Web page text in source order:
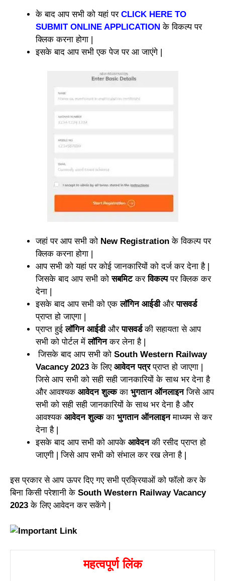
के बाद आप सभी को यहां पर CLICK HERE TO
SUBMIT ONLINE APPLICATION के विकल्प पर
क्लिक करना होगा |
इसके बाद आप सभी एक पेज पर आ जाएंगे |
जहां पर आप सभी को New Registration के विकल्प पर
क्लिक करना होगा |
आप सभी को यहां पर कोई जानकारियों को दर्ज कर देना है |
जिसके बाद आप सभी कोसबमिटकरविकल्पपर क्लिक कर
देना |
इसके बाद आप सभी को एकलॉगिन आईडीऔरपासवर्ड
प्राप्त हो जाएगा |
प्राप्त हुईलॉगिन आईडीऔरपासवर्डकी सहायता से आप
सभी को पोर्टल मेंलॉगिनकर लेना है |
जिसके बाद आप सभी को South Western Railway
Vacancy 2023 के लिए आवेदन पत्रप्राप्त हो जाएगा |
जिसे आप सभी को सही सही जानकारियों के साथ भर देना है
और आवश्यक आवेदन शुल्कका भुगतान ऑनलाइनजिसे आप
सभी को सही सही जानकारियों के साथ भर देना है और
आवश्यक आवेदन शुल्कका भुगतान ऑनलाइनमाध्यम से कर
देना है |
इसके बाद आप सभी को आपके आवेदनकी रसीद प्राप्त हो
जाएगी | जिसे आप सभी को संभाल कर रख लेना है |
इस प्रकार से आप ऊपर दिए गए सभी प्रक्रियाओं को फॉलो कर के
बिना किसी परेशानी के South Western Railway Vacancy
2023 के लिए आवेदन कर सकेंगे |
महत्वपूर्ण लिंक